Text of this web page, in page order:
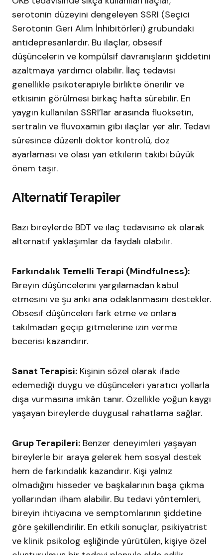
serotonin düzeyini dengeleyen SSRI (Seçici
Serotonin Geri Alım İnhibitörleri) grubundaki
antidepresanlardır. Bu ilaçlar, obsesif
düşüncelerin ve kompülsif davranışların şiddetini
azaltmaya yardımcı olabilir. İlaç tedavisi
genellikle psikoterapiyle birlikte önerilir ve
etkisinin görülmesi birkaç hafta sürebilir. En
yaygın kullanılan SSRI’lar arasında fluoksetin,
sertralin ve fluvoxamin gibi ilaçlar yer alır. Tedavi
süresince düzenli doktor kontrolü, doz
ayarlaması ve olası yan etkilerin takibi büyük
önem taşır.
Alternatif Terapiler
Bazı bireylerde BDT ve ilaç tedavisine ek olarak
alternatif yaklaşımlar da faydalı olabilir.
Farkındalık Temelli Terapi (Mindfulness):
Bireyin düşüncelerini yargılamadan kabul
etmesini ve şu anki ana odaklanmasını destekler.
Obsesif düşünceleri fark etme ve onlara
takılmadan geçip gitmelerine izin verme
becerisi kazandırır.
Sanat Terapisi: Kişinin sözel olarak ifade
edemediği duygu ve düşünceleri yaratıcı yollarla
dışa vurmasına imkân tanır. Özellikle yoğun kaygı
yaşayan bireylerde duygusal rahatlama sağlar.
Grup Terapileri: Benzer deneyimleri yaşayan
bireylerle bir araya gelerek hem sosyal destek
hem de farkındalık kazandırır. Kişi yalnız
olmadığını hisseder ve başkalarının başa çıkma
yollarından ilham alabilir. Bu tedavi yöntemleri,
bireyin ihtiyacına ve semptomlarının şiddetine
göre şekillendirilir. En etkili sonuçlar, psikiyatrist
ve klinik psikolog eşliğinde yürütülen, kişiye özel